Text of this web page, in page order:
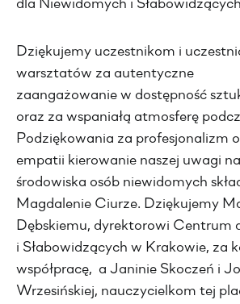
dla Niewidomych i
Dziękujemy uczestnikom i
warsztatów za autentyczne
zaangażowanie w dostępność
oraz za wspaniałą atmosferę
Podziękowania za profesjonalizm
empatii kierowanie naszej uwagi
środowiska osób niewidomych
Magdalenie Ciurze. Dziękujemy
Dębskiemu, dyrektorowi Centrum
i Słabowidzących w Krakowie, za
współpracę, a Janinie Skoczeń i
Wrzesińskiej, nauczycielkom tej